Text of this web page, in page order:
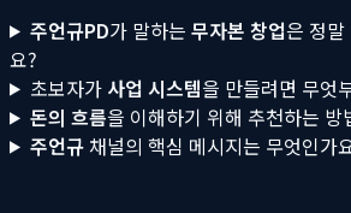
주언규PD가 말하는 무자본 창업은 정
요?
초보자가 사업 시스템을 만들려면 무엇
돈의 흐름을 이해하기 위해 추천하는 방
주언규채널의 핵심 메시지는 무엇인가